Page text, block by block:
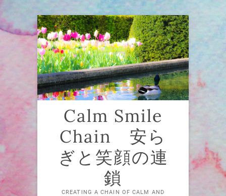
Skip
to
content
Calm Smile
Chain 安ら
ぎと笑顔の連
鎖
CREATING A CHAIN OF CALM AND